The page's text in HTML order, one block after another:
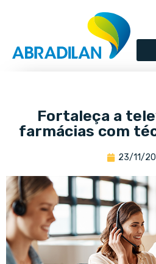
Fortaleça a
farmácias com
23/11/